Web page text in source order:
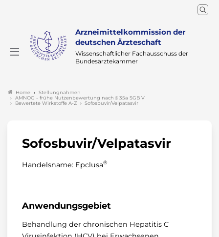
Arzneimittelkommission der
deutschen Ärzteschaft
Wissenschaftlicher Fachausschuss der
Bundesärztekammer
Home
Stellungnahmen
AMNOG - frühe Nutzenbewertung nach § 35a SGB V
Bewertete Wirkstoffe A-Z
Sofosbuvir/Velpatasvir
Sofosbuvir/Velpatasvir
Handelsname: Epclusa®
Anwendungsgebiet
Behandlung der chronischen Hepatitis C